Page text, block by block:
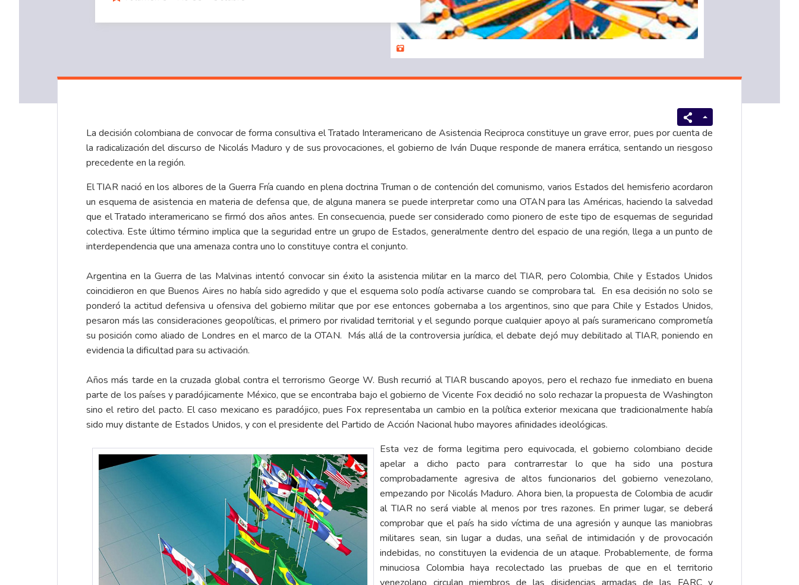
La decisión colombiana de convocar de forma consultiva el Tratado Interamericano de Asistencia Reciproca constituye un grave error, pues por cuenta de
la radicalización del discurso de Nicolás Maduro y de sus provocaciones, el gobierno de Iván Duque responde de manera errática, sentando un riesgoso
precedente en la región.
El TIAR nació en los albores de la Guerra Fría cuando en plena doctrina Truman o de contención del comunismo, varios Estados del hemisferio acordaron
un esquema de asistencia en materia de defensa que, de alguna manera se puede interpretar como una OTAN para las Américas, haciendo la salvedad
que el Tratado interamericano se firmó dos años antes. En consecuencia, puede ser considerado como pionero de este tipo de esquemas de seguridad
colectiva. Este último término implica que la seguridad entre un grupo de Estados, generalmente dentro del espacio de una región, llega a un punto de
interdependencia que una amenaza contra uno lo constituye contra el conjunto.
Argentina en la Guerra de las Malvinas intentó convocar sin éxito la asistencia militar en la marco del TIAR, pero Colombia, Chile y Estados Unidos
coincidieron en que Buenos Aires no había sido agredido y que el esquema solo podía activarse cuando se comprobara tal. En esa decisión no solo se
ponderó la actitud defensiva u ofensiva del gobierno militar que por ese entonces gobernaba a los argentinos, sino que para Chile y Estados Unidos,
pesaron más las consideraciones geopolíticas, el primero por rivalidad territorial y el segundo porque cualquier apoyo al país suramericano comprometía
su posición como aliado de Londres en el marco de la OTAN. Más allá de la controversia jurídica, el debate dejó muy debilitado al TIAR, poniendo en
evidencia la dificultad para su activación.
Años más tarde en la cruzada global contra el terrorismo George W. Bush recurrió al TIAR buscando apoyos, pero el rechazo fue inmediato en buena
parte de los países y paradójicamente México, que se encontraba bajo el gobierno de Vicente Fox decidió no solo rechazar la propuesta de Washington
sino el retiro del pacto. El caso mexicano es paradójico, pues Fox representaba un cambio en la política exterior mexicana que tradicionalmente había
sido muy distante de Estados Unidos, y con el presidente del Partido de Acción Nacional hubo mayores afinidades ideológicas.
Esta vez de forma legitima pero equivocada, el gobierno colombiano decide
apelar a dicho pacto para contrarrestar lo que ha sido una postura
comprobadamente agresiva de altos funcionarios del gobierno venezolano,
empezando por Nicolás Maduro. Ahora bien, la propuesta de Colombia de acudir
al TIAR no será viable al menos por tres razones. En primer lugar, se deberá
comprobar que el país ha sido víctima de una agresión y aunque las maniobras
militares sean, sin lugar a dudas, una señal de intimidación y de provocación
indebidas, no constituyen la evidencia de un ataque. Probablemente, de forma
minuciosa Colombia haya recolectado las pruebas de que en el territorio